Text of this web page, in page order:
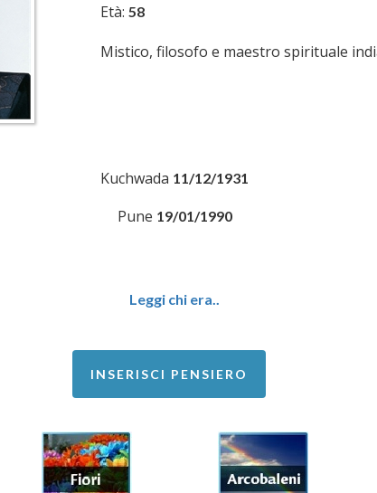
Età: 58
Mistico, filosofo e maestro spirituale
Kuchwada 11/12/1931
Pune 19/01/1990
Leggi chi era..
INSERISCI PENSIERO